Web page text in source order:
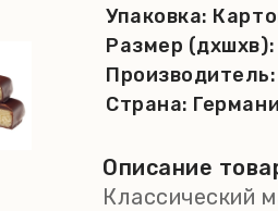
Упаковка:
Размер (дхшхв):
Производитель:
Страна:
Описание
Классический